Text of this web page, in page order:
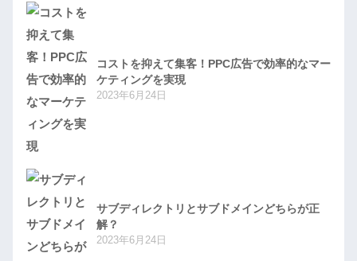
コストを抑えて集客！PPC広告で効率的なマー
ケティングを実現
2023年6月24日
サブディレクトリとサブドメインどちらが正
解？
2023年6月24日